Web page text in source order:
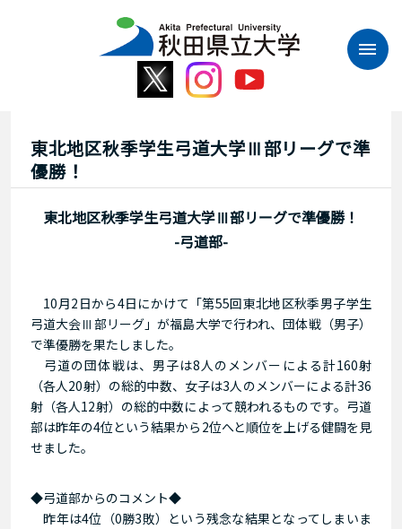
東北地区秋季学生弓道大学Ⅲ部リーグで準
優勝！
東北地区秋季学生弓道大学Ⅲ部リーグで準優勝！
-弓道部-
10月2日から4日にかけて「第55回東北地区秋季男子学生
弓道大会Ⅲ部リーグ」が福島大学で行われ、団体戦（男子）
で準優勝を果たしました。
弓道の団体戦は、男子は8人のメンバーによる計160射
（各人20射）の総的中数、女子は3人のメンバーによる計36
射（各人12射）の総的中数によって競われるものです。弓道
部は昨年の4位という結果から2位へと順位を上げる健闘を見
せました。
◆弓道部からのコメント◆
昨年は4位（0勝3敗）という残念な結果となってしまいま